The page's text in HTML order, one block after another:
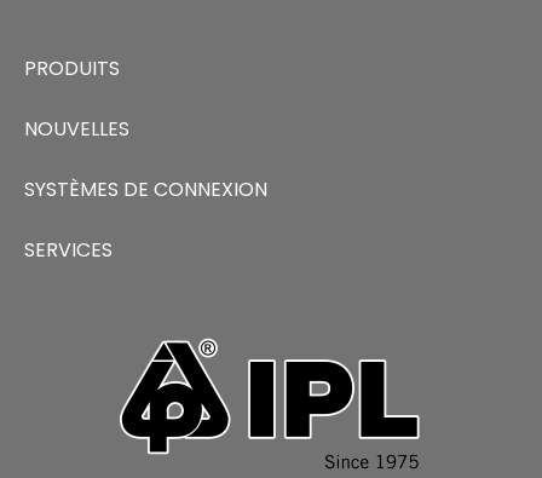
PRODUITS
NOUVELLES
SYSTÈMES DE CONNEXION
SERVICES